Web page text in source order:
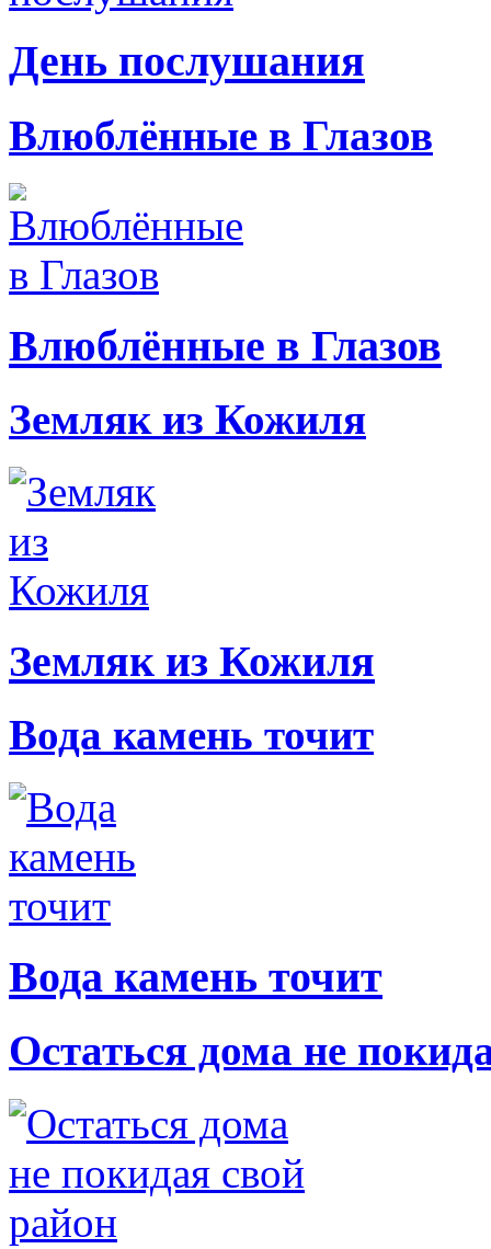
День послушания
Влюблённые в Глазов
Влюблённые в Глазов
Земляк из Кожиля
Земляк из Кожиля
Вода камень точит
Вода камень точит
Остаться дома не